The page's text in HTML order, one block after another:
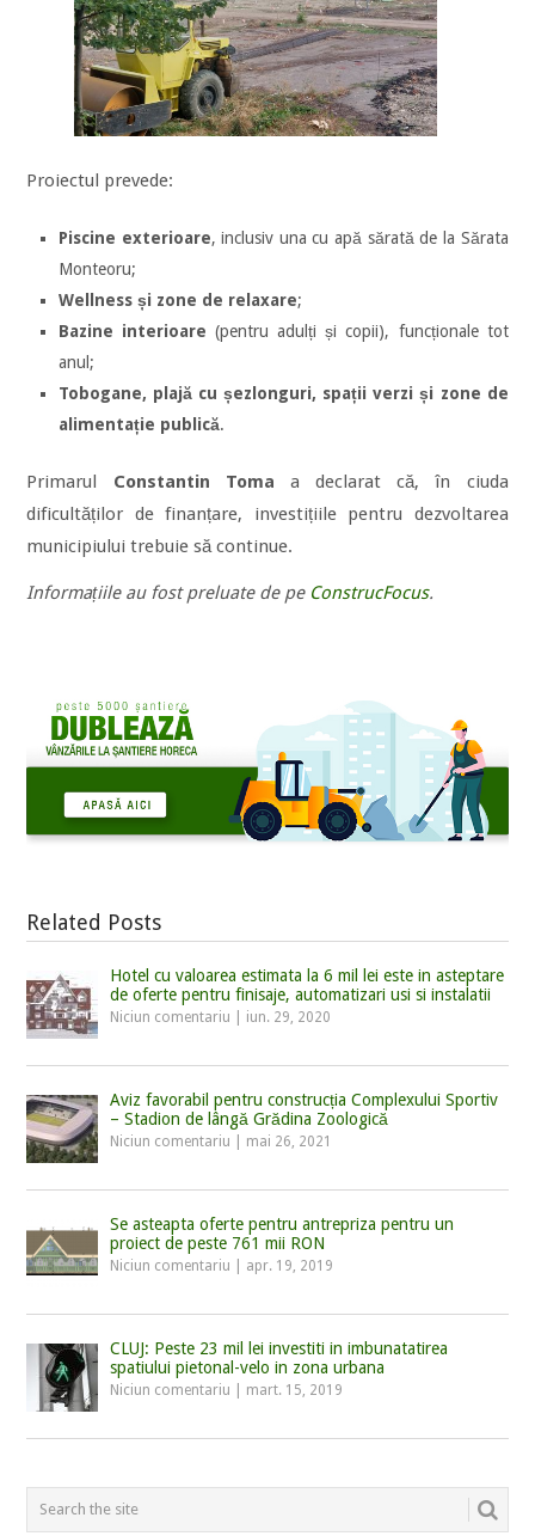
Proiectul prevede:
Piscine exterioare, inclusiv una cu apă sărată de la Sărata
Monteoru;
Wellness și zone de relaxare;
Bazine interioare (pentru adulți și copii), funcționale tot
anul;
Tobogane, plajă cu șezlonguri, spații verzi și zone de
alimentație publică.
Primarul Constantin Toma a declarat că, în ciuda
dificultăților de finanțare, investițiile pentru dezvoltarea
municipiului trebuie să continue.
Informațiile au fost preluate de pe ConstrucFocus.
Related Posts
Hotel cu valoarea estimata la 6 mil lei este in asteptare
de oferte pentru finisaje, automatizari usi si instalatii
Niciun comentariu iun. 29, 2020
Aviz favorabil pentru construcția Complexului Sportiv
– Stadion de lângă Grădina Zoologică
Niciun comentariu mai 26, 2021
Se asteapta oferte pentru antrepriza pentru un
proiect de peste 761 mii RON
Niciun comentariu apr. 19, 2019
CLUJ: Peste 23 mil lei investiti in imbunatatirea
spatiului pietonal-velo in zona urbana
Niciun comentariu mart. 15, 2019